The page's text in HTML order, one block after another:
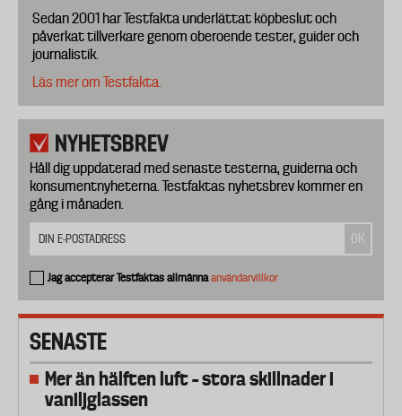
Sedan 2001 har Testfakta underlättat köpbeslut och
påverkat tillverkare genom oberoende tester, guider och
journalistik.
Läs mer om Testfakta.
NYHETSBREV
Håll dig uppdaterad med senaste testerna, guiderna och
konsumentnyheterna. Testfaktas nyhetsbrev kommer en
gång i månaden.
Jag accepterar Testfaktas allmännaanvändarvillkor
SENASTE
Mer än hälften luft – stora skillnader i
vaniljglassen